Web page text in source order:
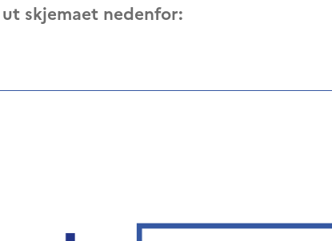
skjemaet nedenfor: